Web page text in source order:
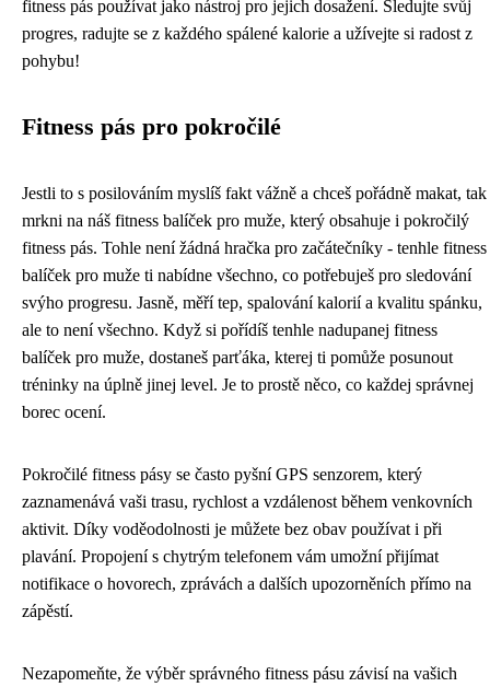
fitness pás používat jako nástroj pro jejich dosažení. Sledujte svůj
progres, radujte se z každého spálené kalorie a užívejte si radost z
pohybu!
Fitness pás pro pokročilé
Jestli to s posilováním myslíš fakt vážně a chceš pořádně makat, tak
mrkni na náš fitness balíček pro muže, který obsahuje i pokročilý
fitness pás. Tohle není žádná hračka pro začátečníky - tenhle fitness
balíček pro muže ti nabídne všechno, co potřebuješ pro sledování
svýho progresu. Jasně, měří tep, spalování kalorií a kvalitu spánku,
ale to není všechno. Když si pořídíš tenhle nadupanej fitness
balíček pro muže, dostaneš parťáka, kterej ti pomůže posunout
tréninky na úplně jinej level. Je to prostě něco, co každej správnej
borec ocení.
Pokročilé fitness pásy se často pyšní GPS senzorem, který
zaznamenává vaši trasu, rychlost a vzdálenost během venkovních
aktivit. Díky voděodolnosti je můžete bez obav používat i při
plavání. Propojení s chytrým telefonem vám umožní přijímat
notifikace o hovorech, zprávách a dalších upozorněních přímo na
zápěstí.
Nezapomeňte, že výběr správného fitness pásu závisí na vašich